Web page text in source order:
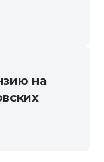
на